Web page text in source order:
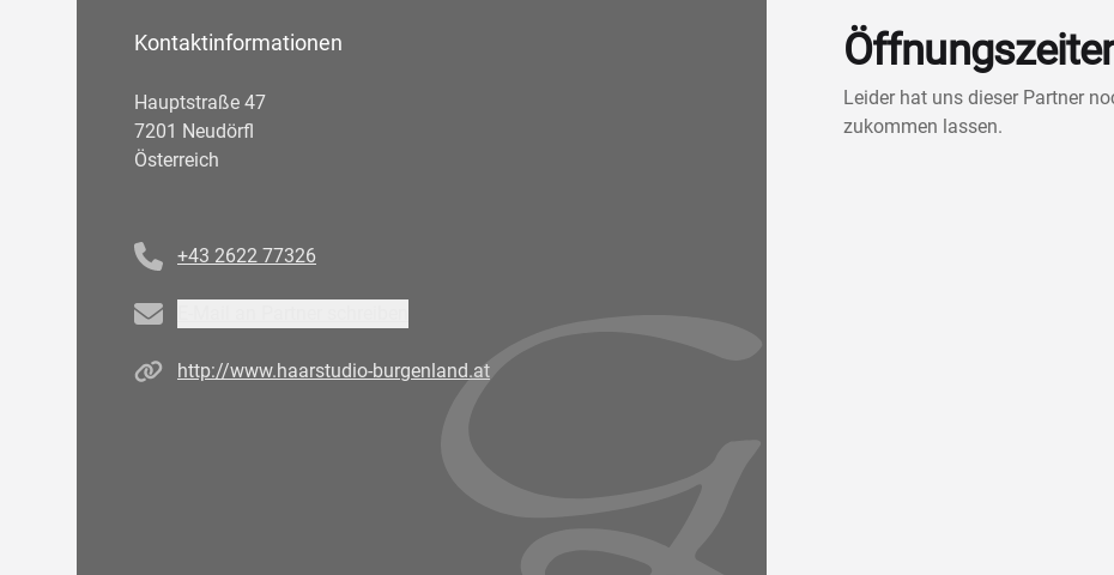
Kontaktinformationen
Hauptstraße 47
7201 Neudörfl
Österreich
+43 2622 77326
Email
Homepagehttp://www.haarstudio-burgenland.at
Leider hat uns dieser Partner
zukommen lassen.